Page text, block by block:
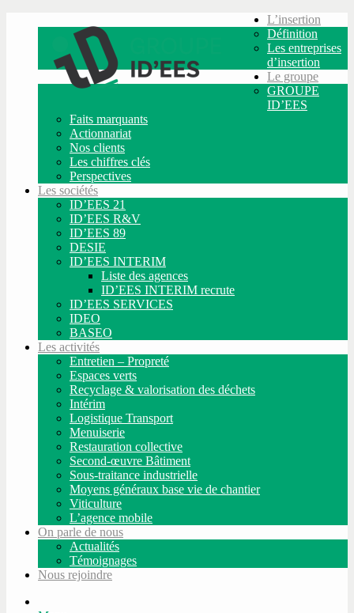
L’insertion
Définition
Les entreprises
d’insertion
Le groupe
GROUPE
ID’EES
Faits marquants
Actionnariat
Nos clients
Les chiffres clés
Perspectives
Les sociétés
ID’EES 21
ID’EES R&V
ID’EES 89
DESIE
ID’EES INTERIM
Liste des agences
ID’EES INTERIM recrute
ID’EES SERVICES
IDEO
BASEO
Les activités
Entretien – Propreté
Espaces verts
Recyclage & valorisation des déchets
Intérim
Logistique Transport
Menuiserie
Restauration collective
Second-œuvre Bâtiment
Sous-traitance industrielle
Moyens généraux base vie de chantier
Viticulture
L’agence mobile
On parle de nous
Actualités
Témoignages
Nous rejoindre